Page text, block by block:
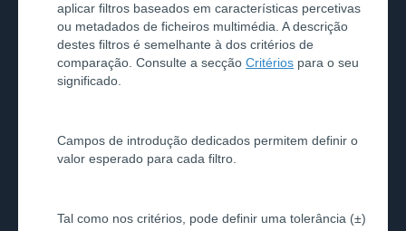
aplicar filtros baseados em características percetivas
ou metadados de ficheiros multimédia. A descrição
destes filtros é semelhante à dos critérios de
comparação. Consulte a secçãoCritérios para o seu
significado.
Campos de introdução dedicados permitem definir o
valor esperado para cada filtro.
Tal como nos critérios, pode definir uma tolerância (±)